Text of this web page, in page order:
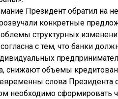
Президент обратил на
конкретные
структурных
с тем, что банки
снижают объемы
слова Президента
необходимо сформировать